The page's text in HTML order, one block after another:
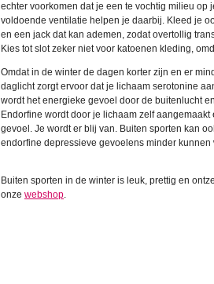
echter voorkomen dat je een te vochtig milieu op
voldoende ventilatie helpen je daarbij. Kleed je
en een jack dat kan ademen, zodat overtollig
Kies tot slot zeker niet voor katoenen kleding,
Omdat in de winter de dagen korter zijn en er
daglicht zorgt ervoor dat je lichaam serotonine
wordt het energieke gevoel door de buitenlucht
Endorfine wordt door je lichaam zelf
gevoel. Je wordt er blij van. Buiten sporten kan
endorfine depressieve gevoelens minder
Buiten sporten in de winter is leuk, prettig en
onze webshop.